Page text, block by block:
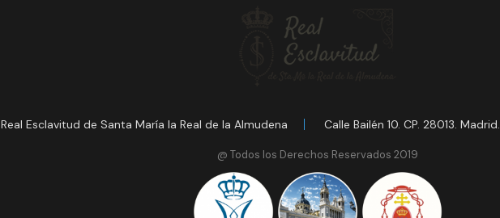
Real Esclavitud de Santa María la Real de la Almudena Calle Bailén 10. CP. 28013. Madrid.
@ Todos los Derechos Reservados 2019